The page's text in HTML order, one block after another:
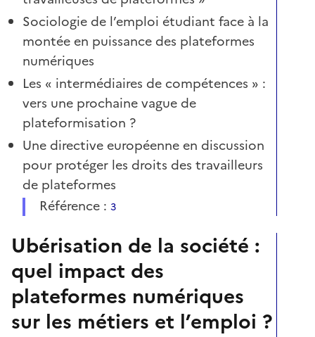
Sociologie de l’emploi étudiant face à la
montée en puissance des plateformes
numériques
Les « intermédiaires de compétences » :
vers une prochaine vague de
plateformisation ?
Une directive européenne en discussion
pour protéger les droits des travailleurs
de plateformes
Référence : 3
Ubérisation de la société :
quel impact des
plateformes numériques
sur les métiers et l’emploi ?